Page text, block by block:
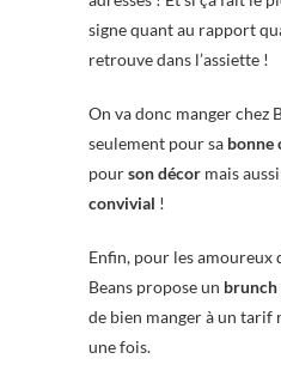
signe quant au rapport
retrouve dans l’assiette !
On va donc manger chez
seulement pour sa bonne
pourson décor mais
convivial !
Enfin, pour les amoureux
Beans propose un brunch
de bien manger à un tarif
une fois.